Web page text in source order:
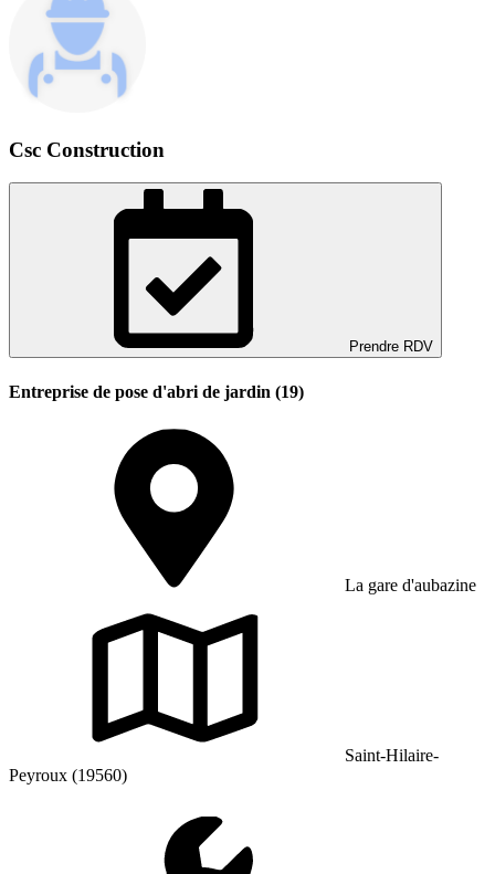
Csc Construction
Prendre RDV
Entreprise de pose d'abri de jardin (19)
La gare d'aubazine
Saint-Hilaire-
Peyroux (19560)